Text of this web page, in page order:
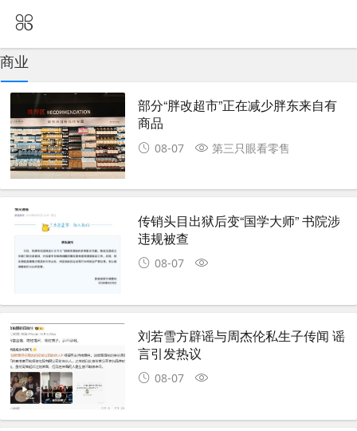
商业
部分“胖改超市”正在减少胖东来自有
商品
08-07 第三只眼看零售
传销头目出狱后变“国学大师” 书院涉
违规被查
08-07
刘若雪方辟谣与周杰伦私生子传闻 谣
言引发热议
08-07